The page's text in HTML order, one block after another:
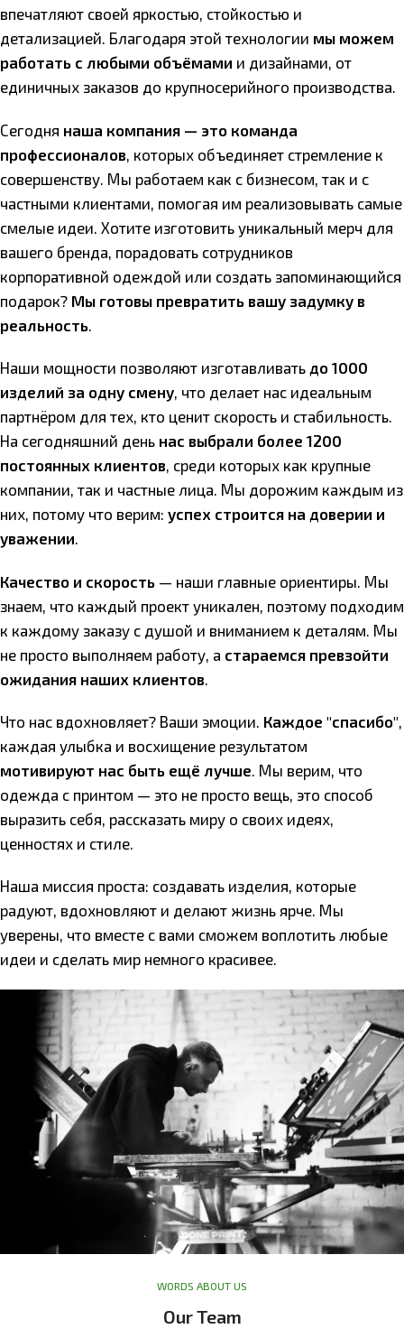
впечатляют своей яркостью, стойкостью и
детализацией. Благодаря этой технологии мы можем
работать с любыми объёмами и дизайнами, от
единичных заказов до крупносерийного производства.
Сегодня наша компания — это команда
профессионалов , которых объединяет стремление к
совершенству. Мы работаем как с бизнесом, так и с
частными клиентами, помогая им реализовывать самые
смелые идеи. Хотите изготовить уникальный мерч для
вашего бренда, порадовать сотрудников
корпоративной одеждой или создать запоминающийся
подарок? Мы готовы превратить вашу задумку в
реальность
Наши мощности позволяют изготавливать до 1000
изделий за одну смену, что делает нас идеальным
партнёром для тех, кто ценит скорость и стабильность.
На сегодняшний день нас выбрали более 1200
постоянных клиентов, среди которых как крупные
компании, так и частные лица. Мы дорожим каждым из
них, потому что верим: успех строится на доверии и
уважении.
Качество и скорость — наши главные ориентиры. Мы
знаем, что каждый проект уникален, поэтому подходим
к каждому заказу с душой и вниманием к деталям. Мы
не просто выполняем работу, а стараемся превзойти
ожидания наших клиентов
Что нас вдохновляет? Ваши эмоции. Каждое "спасибо"
каждая улыбка и восхищение результатом
мотивируют нас быть ещё лучше . Мы верим, что
одежда с принтом — это не просто вещь, это способ
выразить себя, рассказать миру о своих идеях,
ценностях и стиле.
Наша миссия проста: создавать изделия, которые
радуют, вдохновляют и делают жизнь ярче. Мы
уверены, что вместе с вами сможем воплотить любые
идеи и сделать мир немного красивее.
WORDS ABOUT US
Our Team